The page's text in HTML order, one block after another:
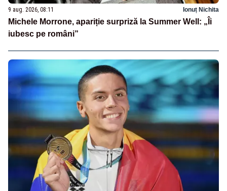
9 aug. 2026, 08:11 Ionuț Nichita
Michele Morrone, apariție surpriză la Summer Well: „Îi
iubesc pe români”